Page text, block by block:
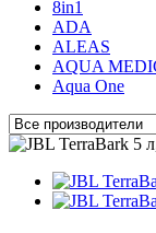
8in1
ADA
ALEAS
AQUA
Aqua One